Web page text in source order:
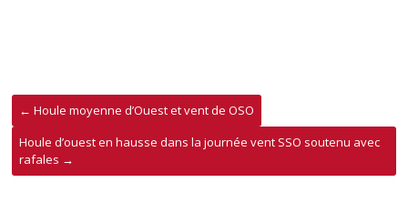
← Houle moyenne d’Ouest et vent de OSO
Houle d’ouest en hausse dans la journée vent SSO soutenu avec
rafales →